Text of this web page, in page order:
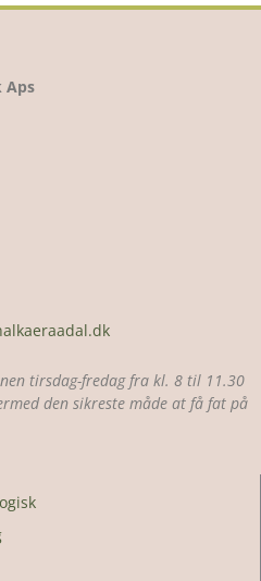
Aps
tirsdag-fredag fra kl. 8 til 11.30
den sikreste måde at få fat på